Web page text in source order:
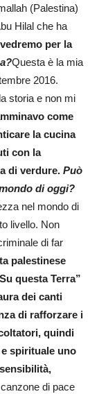
(Palestina)
Hilal che ha
per la
Questa è la mia
2016.
storia e non mi
come
la cucina
con la
di verdure. Può
di oggi?
nel mondo di
livello. Non
di far
palestinese
questa Terra”
dei canti
di rafforzare i
quindi
spirituale uno
di pace